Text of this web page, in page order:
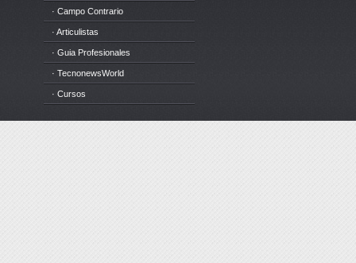
· Campo Contrario
· Articulistas
· Guia Profesionales
· TecnonewsWorld
· Cursos